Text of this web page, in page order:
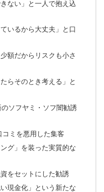
ない」と一人で抱え込
いるから大丈夫」と口
額だからリスクも小さ
らそのとき考える」と
ソフヤミ・ソフ闇勧誘
ミを悪用した集客
グ」を装った実質的な
をセットにした勧誘
現金化」という新たな